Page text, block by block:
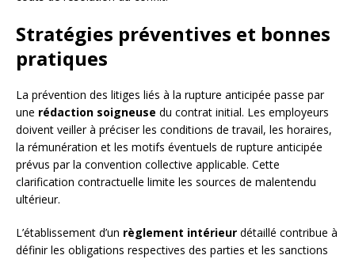
Stratégies préventives et bonnes
pratiques
La prévention des litiges liés à la rupture anticipée passe par
une rédaction soigneuse du contrat initial. Les employeurs
doivent veiller à préciser les conditions de travail, les horaires,
la rémunération et les motifs éventuels de rupture anticipée
prévus par la convention collective applicable. Cette
clarification contractuelle limite les sources de malentendu
ultérieur.
L’établissement d’un règlement intérieur détaillé contribue à
définir les obligations respectives des parties et les sanctions